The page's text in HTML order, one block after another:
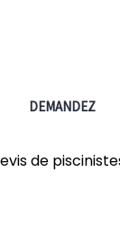
DEMANDEZ
de